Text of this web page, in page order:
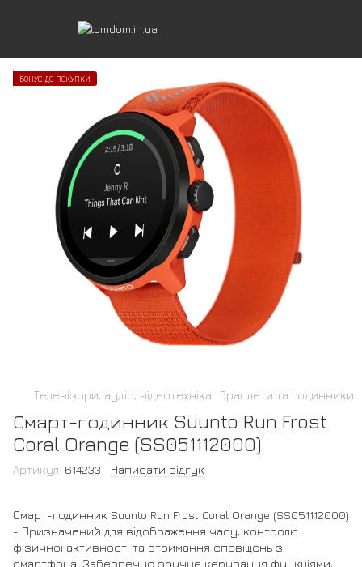
БОНУС ДО ПОКУПКИ
Телевізори, аудіо, відеотехніка Браслети та годинники
Смарт-годинник Suunto Run Frost
Coral Orange (SS051112000)
Артикул: 614233 Написати відгук
Смарт-годинник Suunto Run Frost Coral Orange (SS051112000)
- Призначений для відображення часу, контролю
фізичної активності та отримання сповіщень зі
смартфона. Забезпечує зручне керування функціями,